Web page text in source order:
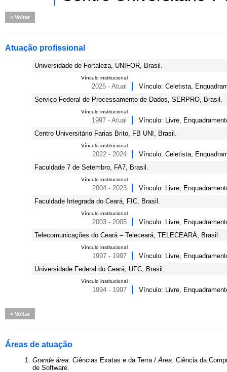
Voltar
Atuação profissional
Universidade de Fortaleza, UNIFOR, Brasil.
Vínculo institucional
2025 - Atual
Vínculo: Celetista,
Serviço Federal de Processamento de Dados, SERPRO, Brasil.
Vínculo institucional
1997 - Atual
Vínculo: Livre,
Centro Universitário Farias Brito, FB UNI, Brasil.
Vínculo institucional
2022 - 2024
Vínculo: Celetista,
Faculdade 7 de Setembro, FA7, Brasil.
Vínculo institucional
2004 - 2023
Vínculo: Livre,
Faculdade Integrada do Ceará, FIC, Brasil.
Vínculo institucional
2003 - 2005
Vínculo: Livre,
Telecomunicações do Ceará – Teleceará, TELECEARÁ, Brasil.
Vínculo institucional
1997 - 1997
Vínculo: Livre,
Universidade Federal do Ceará, UFC, Brasil.
Vínculo institucional
1994 - 1997 Vínculo: Livre,
Voltar
Áreas de atuação
1. Grande área: Ciências Exatas e da Terra /Área: Ciência da
de Software.